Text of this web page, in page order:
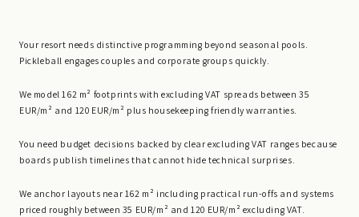
Your resort needs distinctive programming beyond seasonal pools.
Pickleball engages couples and corporate groups quickly.
We model 162 m² footprints with excluding VAT spreads between 35
EUR/m² and 120 EUR/m² plus housekeeping friendly warranties.
You need budget decisions backed by clear excluding VAT ranges because
boards publish timelines that cannot hide technical surprises.
We anchor layouts near 162 m² including practical run-offs and systems
priced roughly between 35 EUR/m² and 120 EUR/m² excluding VAT.